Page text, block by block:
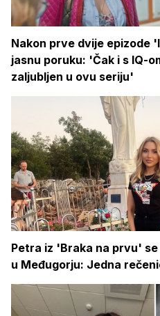
Nakon prve dvije epizode
jasnu poruku: 'Čak i s IQ-
zaljubljen u ovu seriju'
Petra iz 'Braka na prvu'
u Međugorju: Jedna